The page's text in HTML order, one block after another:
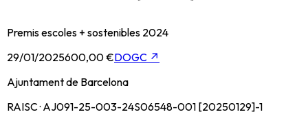
Premis escoles + sostenibles 2024
29/01/2025600,00 €DOGC ↗
Ajuntament de Barcelona
RAISC · AJ091-25-003-24S06548-001 [20250129]-1